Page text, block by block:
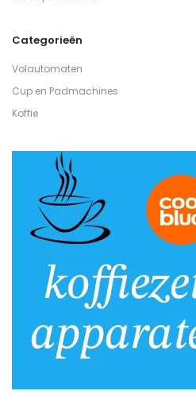
Categorieën
Volautomaten
Cup en Padmachines
Koffie